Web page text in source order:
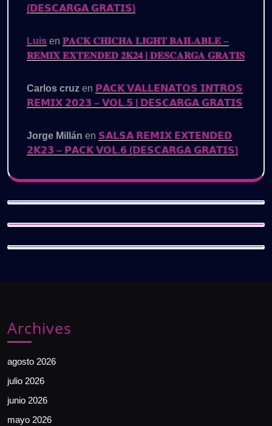
(𝗗𝗘𝗦𝗖𝗔𝗥𝗚𝗔 𝗚𝗥𝗔𝗧𝗜𝗦)
Luis en 𝐏𝐀𝐂𝐊 𝐂𝐇𝐈𝐂𝐇𝐀 𝐋𝐈𝐆𝐇𝐓 𝐁𝐀𝐈𝐋𝐀𝐁𝐋𝐄 –
𝐑𝐄𝐌𝐈𝐗 𝐄𝐗𝐓𝐄𝐍𝐃𝐄𝐃 𝟐𝐊𝟐𝟒 | 𝐃𝐄𝐒𝐂𝐀𝐑𝐆𝐀 𝐆𝐑𝐀𝐓𝐈𝐒
Carlos cruz en 𝗣𝗔𝗖𝗞 𝗩𝗔𝗟𝗟𝗘𝗡𝗔𝗧𝗢𝗦 𝗜𝗡𝗧𝗥𝗢𝗦
𝗥𝗘𝗠𝗜𝗫 𝟮𝟬𝟮𝟯 – 𝗩𝗢𝗟.𝟱 | 𝗗𝗘𝗦𝗖𝗔𝗥𝗚𝗔 𝗚𝗥𝗔𝗧𝗜𝗦
Jorge Millán en 𝗦𝗔𝗟𝗦𝗔 𝗥𝗘𝗠𝗜𝗫 𝗘𝗫𝗧𝗘𝗡𝗗𝗘𝗗
𝟮𝗞𝟮𝟯 – 𝗣𝗔𝗖𝗞 𝗩𝗢𝗟.𝟲 (𝗗𝗘𝗦𝗖𝗔𝗥𝗚𝗔 𝗚𝗥𝗔𝗧𝗜𝗦)
Archives
agosto 2026
julio 2026
junio 2026
mayo 2026